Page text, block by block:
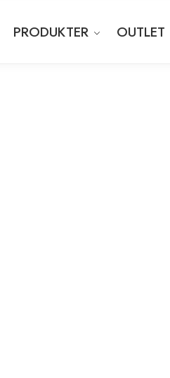
PRODUKTER OUTLET